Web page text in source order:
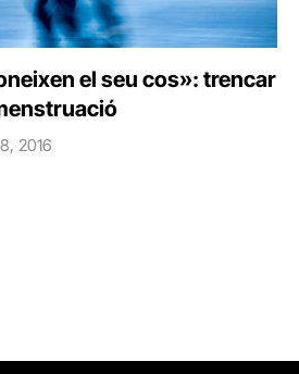
el seu cos»: trencar
2016